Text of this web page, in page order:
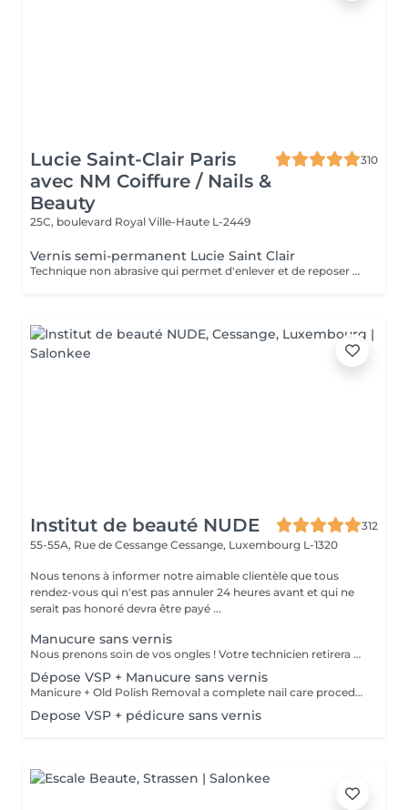
Lucie Saint-Clair Paris
avec NM Coiffure / Nails &
Beauty
310
25C, boulevard Royal Ville-Haute L-2449
Vernis semi-permanent Lucie Saint Clair
Technique non abrasive qui permet d'enlever et de reposer en douceur votre semi-permanent. Tenue ,brillance impeccable
Institut de beauté NUDE
312
55-55A, Rue de Cessange Cessange, Luxembourg L-1320
Nous tenons à informer notre aimable clientèle que tous
rendez-vous qui n'est pas annuler 24 heures avant et qui ne
serait pas honoré devra être payé ...
Manucure sans vernis
Nous prenons soin de vos ongles ! Votre technicien retirera délicatement les cellules mortes de la peau, façonnera et limera vos ongles, puis polira leur surface extérieure pour une finition lisse et naturelle. Nos experts proposent des manucures combinées, à la ponceuse ou à la pince, selon vos préférences. Comment se déroule une manucure sans vernis ? La peau rugueuse est délicatement éliminée La forme de l'ongle est corrigée avec précision Les cuticules et les replis latéraux sont soigneusement nettoyés Une huile pour cuticules et une crème pour les mains sont appliquées pour nourrir et hydrater Restrictions d'âge : recommandé à partir de 14 ans. Recommandations après la procédure : aucun soin spécifique requis. Fréquence : une fois toutes les deux semaines.
Dépose VSP + Manucure sans vernis
Manicure + Old Polish Removal a complete nail care procedure We do not perform polish removal without proper cuticle and sidewall treatment. We can't let you leave with uneven nails or overgrown cuticles, so we always ensure comprehensive care for your hands. What's included: Gentle removal of old polish Nail plate preparation Cuticle and sidewall treatment Optional add-ons: Japanese manicure for deep care Transparent strengthening polish for extra protection
Depose VSP + pédicure sans vernis